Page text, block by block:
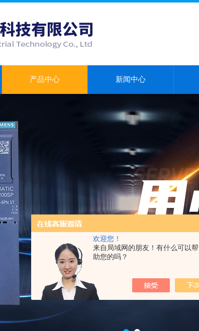
欢迎您！
来自局域网的朋友！有什么可以帮
助您的吗？
产品中心 新闻中心